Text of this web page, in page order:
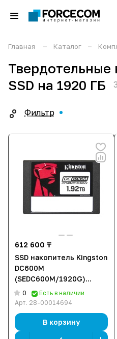
Главная – Каталог –
Твердотельные
SSD на 1920 ГБ
Фильтр
612 600 ₸
SSD накопитель Kingston
DC600M
(SEDC600M/1920G)
[1920 ГБ, 2.5"SATA III,
чтение: 560 МБ/с,
0
Есть в наличии
Арт. 28-00014694
В корзину